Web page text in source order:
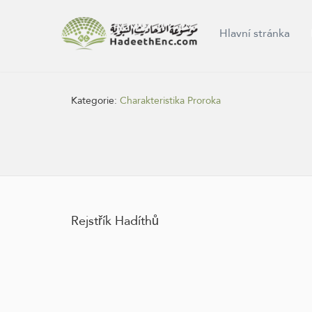
Hlavní stránka
Kategorie:Charakteristika Proroka
Rejstřík Hadíthů